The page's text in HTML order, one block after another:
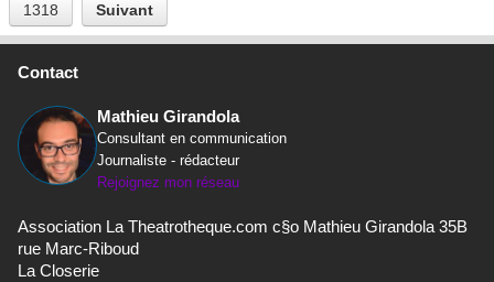
1318 Suivant
Contact
Mathieu Girandola
Consultant en communication
Journaliste - rédacteur
Rejoignez mon réseau
Association La Theatrotheque.com c§o Mathieu Girandola 35B
rue Marc-Riboud
La Closerie